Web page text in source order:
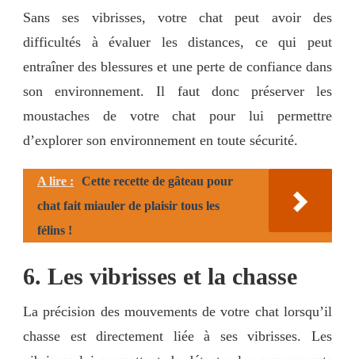
Sans ses vibrisses, votre chat peut avoir des
difficultés à évaluer les distances, ce qui peut
entraîner des blessures et une perte de confiance dans
son environnement. Il faut donc préserver les
moustaches de votre chat pour lui permettre
d’explorer son environnement en toute sécurité.
A lire :
Cette recette de gâteau pour
chat fait miauler de plaisir tous les
félins !
6. Les vibrisses et la chasse
La précision des mouvements de votre chat lorsqu’il
chasse est directement liée à ses vibrisses. Les